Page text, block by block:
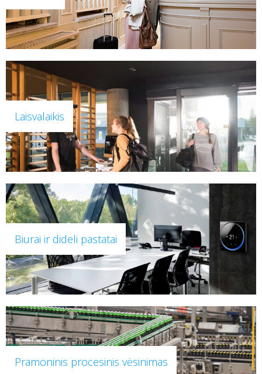
Laisvalaikis
Biurai ir dideli pastatai
Pramoninis procesinis vėsinimas